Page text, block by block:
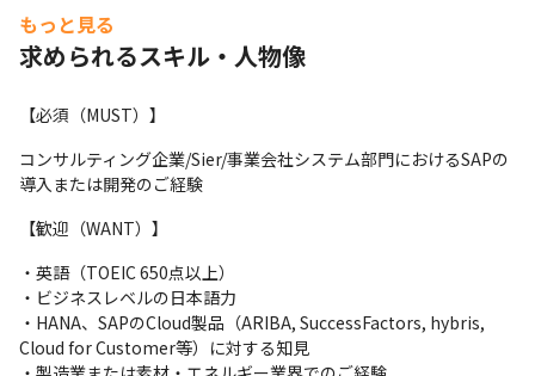
幅広く検討をさせていただきます。
・SAPコンサルタント / エンジニア - テクノロジーコンサルティン
グ本部
・テクノロジー コンサルタント（カスタマー＆セールス）- テクノ
ロジー コンサルティング本部
ン） - テクノロジー コンサルティング本部
ト） – テクノロジー コンサルティング本部 (TGP-E&I-CrossPF)
・テクノロジーコンサルタント（インテグレーションアーキテク
ト） – テクノロジー コンサルティング本部 (TGPｰE&I-CrossPF)
・テクノロジーコンサルタント（人材・組織領域) - テクノロジー
もっと見る
求められるスキル・人物像
【必須（MUST）】
コンサルティング企業/Sier/事業会社システム部門におけるSAPの
導入または開発のご経験
【歓迎（WANT）】
・英語（TOEIC 650点以上）
・ビジネスレベルの日本語力
・HANA、SAPのCloud製品（ARIBA, SuccessFactors, hybris,
Cloud for Customer等）に対する知見